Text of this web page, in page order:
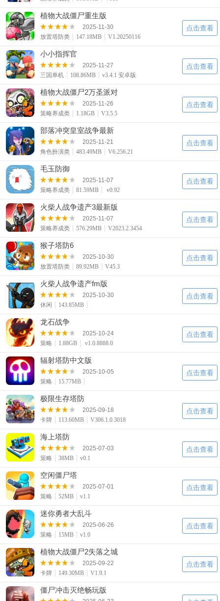
植物大战僵尸重生版
2025-11-30
放置塔防类
147.18MB V1.20250116
点击查看
小小指挥官
2025-11-27
三国单机
108.86MB v3.4.1 安卓版
点击查看
植物大战僵尸2万圣派对
2025-11-26
策略养成类
1.18GB V3.5.5
点击查看
部落冲突皇室战争最新
2025-11-21
角色扮演类
483.49MB V6.256.21
点击查看
毛玉防御
2025-11-07
策略养成类
81.59MB v0.92
点击查看
火柴人战争遗产3最新版
2025-11-07
策略养成类
576.29MB V2023.2.3454
点击查看
猴子塔防6
2025-10-30
放置塔防类
89.92MB V45.3
点击查看
火柴人战争遗产fm版
2025-10-30
休闲
143.85MB
点击查看
龙石战争
2025-10-24
策略
1.88GB v1.0.8888.0
点击查看
辐射塔防中文版
2025-10-05
策略
15.77MB
点击查看
极限生存塔防
2025-09-18
卡牌
113.60MB V306.1.0.3018
点击查看
海上塔防
2025-07-03
策略
38MB v0.1
点击查看
空闲僵尸塔
2025-07-01
策略
52MB v1.1
点击查看
迷你勇者大乱斗
2025-06-26
策略
15MB v1.0
点击查看
植物大战僵尸2失落之城
2025-09-22
卡牌
149.30MB V1.9.1
点击查看
僵尸冲击灭绝畅玩版